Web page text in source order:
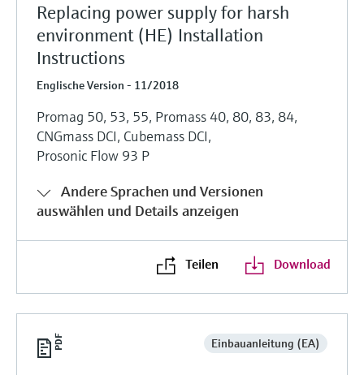
Replacing power supply for harsh
environment (HE) Installation
Instructions
Englische Version - 11/2018
Promag 50, 53, 55, Promass 40, 80, 83, 84,
CNGmass DCI, Cubemass DCI,
Prosonic Flow 93 P
Andere Sprachen und Versionen
auswählen und Details anzeigen
Teilen Download
Einbauanleitung (EA)